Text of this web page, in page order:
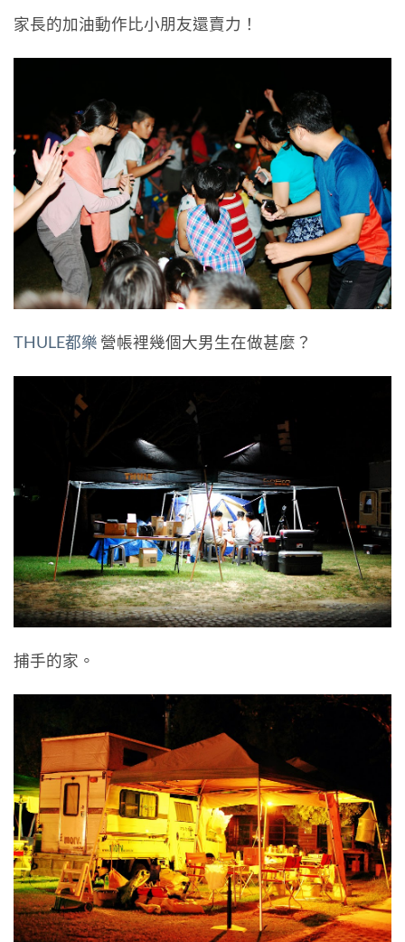
家長的加油動作比小朋友還賣力！
THULE都樂 營帳裡幾個大男生在做甚麼？
捕手的家。